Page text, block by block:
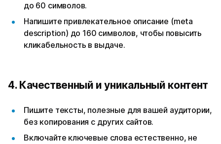
до 60 символов.
Напишите привлекательное описание (meta
description) до 160 символов, чтобы повысить
кликабельность в выдаче.
4. Качественный и уникальный контент
Пишите тексты, полезные для вашей аудитории,
без копирования с других сайтов.
Включайте ключевые слова естественно, не